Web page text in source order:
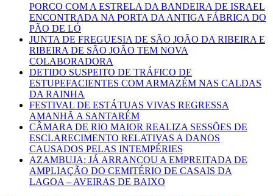
PORCO COM A ESTRELA DA BANDEIRA DE ISRAEL
ENCONTRADA NA PORTA DA ANTIGA FÁBRICA DO
PÃO DE LÓ
JUNTA DE FREGUESIA DE SÃO JOÃO DA RIBEIRA E
RIBEIRA DE SÃO JOÃO TEM NOVA
COLABORADORA
DETIDO SUSPEITO DE TRÁFICO DE
ESTUPEFACIENTES COM ARMAZÉM NAS CALDAS
DA RAINHA
FESTIVAL DE ESTÁTUAS VIVAS REGRESSA
AMANHÃ A SANTARÉM
CÂMARA DE RIO MAIOR REALIZA SESSÕES DE
ESCLARECIMENTO RELATIVAS A DANOS
CAUSADOS PELAS INTEMPÉRIES
AZAMBUJA: JÁ ARRANCOU A EMPREITADA DE
AMPLIAÇÃO DO CEMITÉRIO DE CASAIS DA
LAGOA – AVEIRAS DE BAIXO